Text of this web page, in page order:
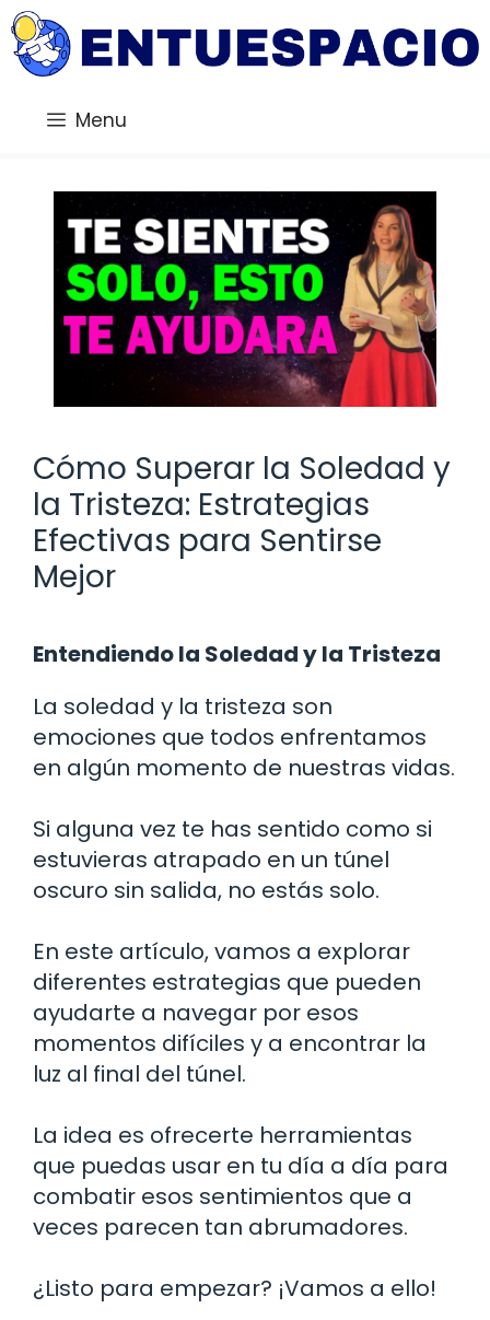
Saltar
al
contenido
Menu
Cómo Superar la Soledad y
la Tristeza: Estrategias
Efectivas para Sentirse
Mejor
Entendiendo la Soledad y la Tristeza
La soledad y la tristeza son
emociones que todos enfrentamos
en algún momento de nuestras vidas.
Si alguna vez te has sentido como si
estuvieras atrapado en un túnel
oscuro sin salida, no estás solo.
En este artículo, vamos a explorar
diferentes estrategias que pueden
ayudarte a navegar por esos
momentos difíciles y a encontrar la
luz al final del túnel.
La idea es ofrecerte herramientas
que puedas usar en tu día a día para
combatir esos sentimientos que a
veces parecen tan abrumadores.
¿Listo para empezar? ¡Vamos a ello!